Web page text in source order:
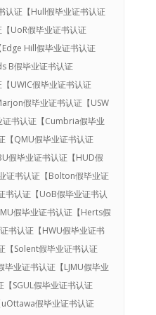
证【Hull假毕业证书认证
UoR假毕业证书认证
Hill假毕业证书认证
B假毕业证书认证
UWIC假毕业证书认证
假毕业证书认证【USW
书认证【Cumbria假毕业
【QMU假毕业证书认证
假毕业证书认证【HUD假
证书认证【Bolton假毕业证
认证【UoB假毕业证书认
假毕业证书认证【Herts假
书认证【HWU假毕业证书
【Solent假毕业证书认证
毕业证书认证【LJMU假毕业
SGUL假毕业证书认证
假毕业证书认证